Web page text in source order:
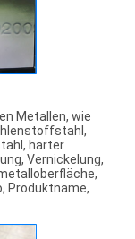
Metallen, wie
harter
Vernickelung,
Produktname,